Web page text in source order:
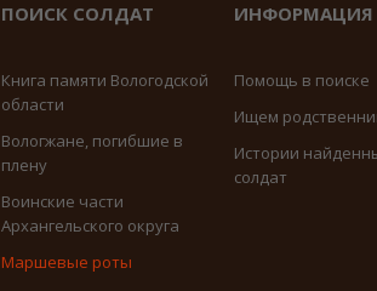
ПОИСК СОЛДАТ
Книга памяти Вологодской
области
Вологжане, погибшие в
плену
Воинские части
Архангельского округа
Маршевые роты
ИНФОРМАЦИЯ
Помощь в поиске
Ищем
Истории
солдат